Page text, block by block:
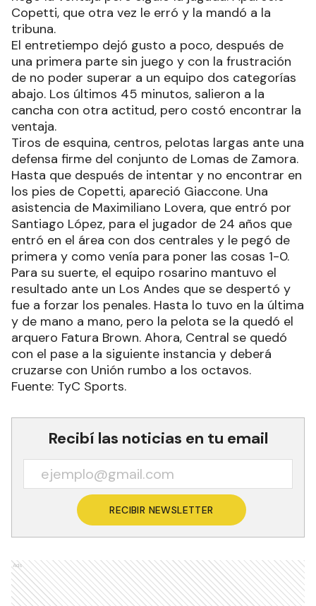
Copetti, que otra vez le erró y la mandó a la
tribuna.
El entretiempo dejó gusto a poco, después de
una primera parte sin juego y con la frustración
de no poder superar a un equipo dos categorías
abajo. Los últimos 45 minutos, salieron a la
cancha con otra actitud, pero costó encontrar la
ventaja.
Tiros de esquina, centros, pelotas largas ante una
defensa firme del conjunto de Lomas de Zamora.
Hasta que después de intentar y no encontrar en
los pies de Copetti, apareció Giaccone. Una
asistencia de Maximiliano Lovera, que entró por
Santiago López, para el jugador de 24 años que
entró en el área con dos centrales y le pegó de
primera y como venía para poner las cosas 1-0.
Para su suerte, el equipo rosarino mantuvo el
resultado ante un Los Andes que se despertó y
fue a forzar los penales. Hasta lo tuvo en la última
y de mano a mano, pero la pelota se la quedó el
arquero Fatura Brown. Ahora, Central se quedó
con el pase a la siguiente instancia y deberá
cruzarse con Unión rumbo a los octavos.
Fuente: TyC Sports.
Recibí las noticias en tu email
RECIBIR NEWSLETTER
Ads